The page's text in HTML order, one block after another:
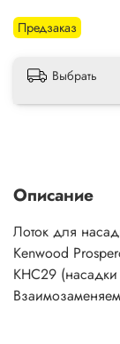
Предзаказ
Выбрать
Описание
Лоток для
Kenwood
KHC29